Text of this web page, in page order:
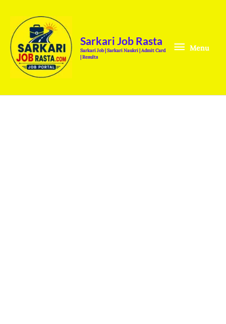
content
Sarkari Job Rasta
Sarkari Job | Sarkari Naukri | Admit Card
| Results
Menu